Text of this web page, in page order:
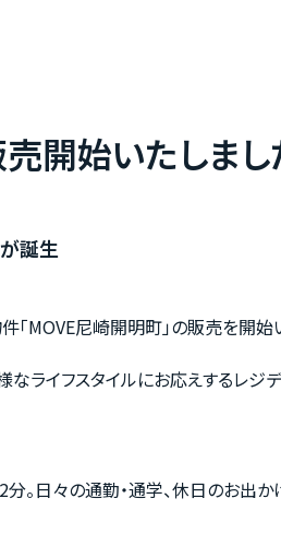
開始いたしまし
誕生
MOVE尼崎開明町」の販売を開始
ライフスタイルにお応えするレジデ
。日々の通勤・通学、休日のお出